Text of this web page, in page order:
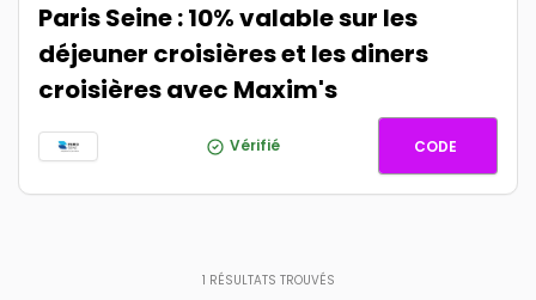
Paris Seine : 10% valable sur les
déjeuner croisières et les diners
croisières avec Maxim's
Vérifié CODE
1 RÉSULTATS TROUVÉS